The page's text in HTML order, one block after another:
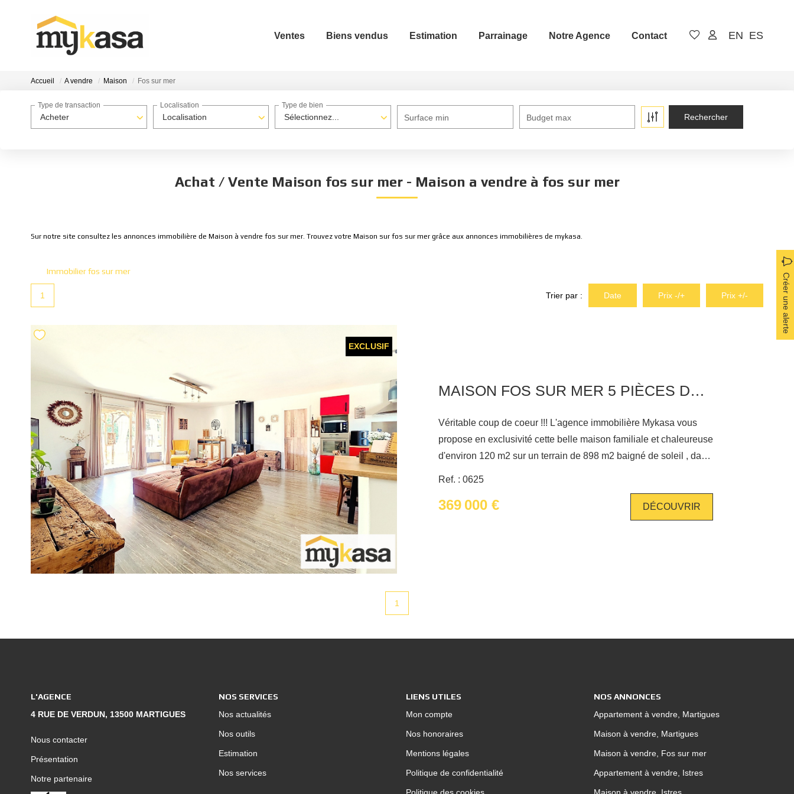
Ventes Biens vendus Estimation Parrainage Notre Agence Contact EN ES
Accueil A vendre Maison Fos sur mer
Acheter
Type de transaction
Localisation
Localisation
Sélectionnez...
Type de bien
Surface min Budget max
Achat / Vente Maison fos sur mer - Maison a vendre à fos sur mer
Sur notre site consultez les annonces immobilière de Maison à vendre fos sur mer. Trouvez votre Maison sur fos sur mer grâce aux annonces immobilières de mykasa.
Immobilier fos sur mer
Créer une alerte
1 Trier par : Date Prix -/+ Prix +/-
EXCLUSIF
MAISON FOS SUR MER 5 PIÈCES DE 120 M²
Véritable coup de coeur !!! L'agence immobilière Mykasa vous
propose en exclusivité cette belle maison familiale et chaleureuse
d'environ 120 m2 sur un terrain de 898 m2 baigné de soleil , dans
vie lumineuse avec sa cuisine ouverte donnant sur un agréable
salon/séjour. Côté nuit, vous retrouverez ses 3 Chambres très
paisible et équilibré . Visite coup de coeur garantie! Veuillez
Ref. : 0625
369 000 € DÉCOUVRIR
1
L'AGENCE
4 RUE DE VERDUN, 13500 MARTIGUES
Nous contacter
Présentation
Notre partenaire
NOS SERVICES
Nos actualités
Nos outils
Estimation
Nos services
LIENS UTILES
Mon compte
Nos honoraires
Mentions légales
Politique de confidentialité
NOS ANNONCES
Appartement à vendre, Martigues
Maison à vendre, Martigues
Maison à vendre, Fos sur mer
Appartement à vendre, Istres